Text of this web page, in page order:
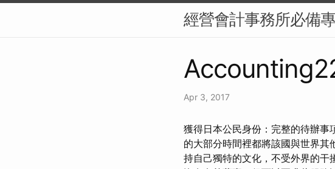
經營會計事務所必備
Apr 3, 2017
獲得日本公民身份：完整的待辦事
的大部分時間裡都將該國與世界
持自己獨特的文化，不受外界的干